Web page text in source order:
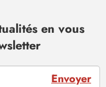
en vous
Envoyer